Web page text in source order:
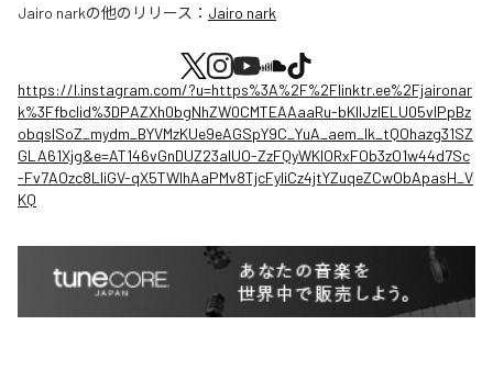
Jairo narkの他のリリース： Jairo nark
https://l.instagram.com/?u=https%3A%2F%2Flinktr.ee%2Fjaironar
k%3Ffbclid%3DPAZXh0bgNhZW0CMTEAAaaRu-bKIlJzIELU05vlPpBz
obqslSoZ_mydm_BYVMzKUe9eAGSpY9C_YuA_aem_Ik_tQOhazg31SZ
GLA61Xjg&e=AT146vGnDUZ23aIUO-ZzFQyWKlORxFOb3zO1w44d7Sc
-Fv7AOzc8LliGV-qX5TWlhAaPMv8TjcFyliCz4jtYZuqeZCwObApasH_V
KQ